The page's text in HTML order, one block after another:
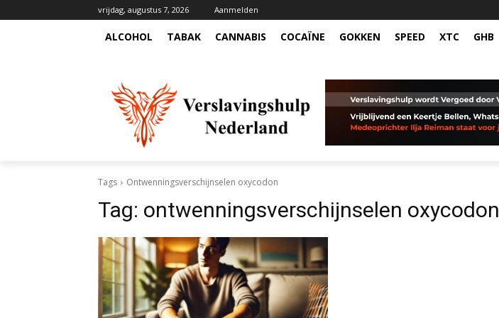
vrijdag, augustus 7, 2026 Aanmelden
ALCOHOL TABAK CANNABIS COCAÏNE GOKKEN SPEED XTC GHB
Tags Ontwenningsverschijnselen oxycodon
Tag: ontwenningsverschijnselen oxycodon